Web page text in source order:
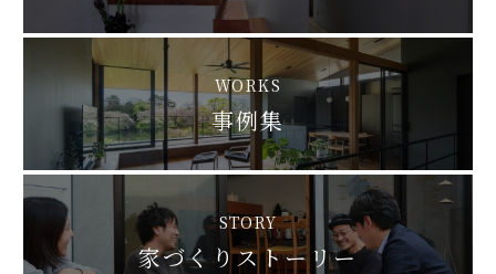
WORKS
事例集
STORY
家づくりストーリー